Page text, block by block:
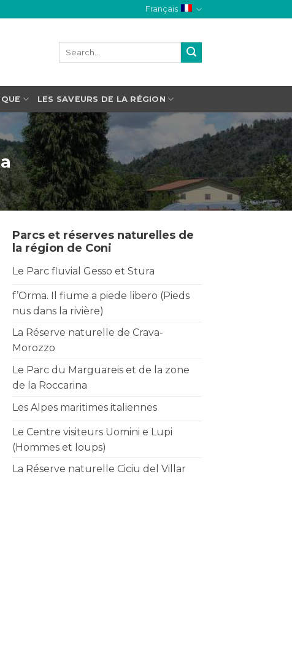
Français
LES SAVEURS DE LA RÉGION
Parcs et réserves naturelles de
la région de Coni
Le Parc fluvial Gesso et Stura
f’Orma. Il fiume a piede libero (Pieds
nus dans la rivière)
La Réserve naturelle de Crava-
Morozzo
Le Parc du Marguareis et de la zone
de la Roccarina
Les Alpes maritimes italiennes
Le Centre visiteurs Uomini e Lupi
(Hommes et loups)
La Réserve naturelle Ciciu del Villar